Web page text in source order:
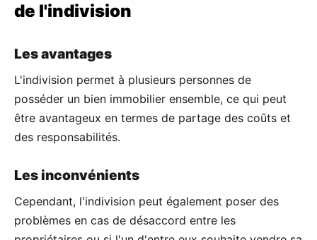
de l'indivision
Les avantages
L'indivision permet à plusieurs personnes de
posséder un bien immobilier ensemble, ce qui peut
être avantageux en termes de partage des coûts et
des responsabilités.
Les inconvénients
Cependant, l'indivision peut également poser des
problèmes en cas de désaccord entre les